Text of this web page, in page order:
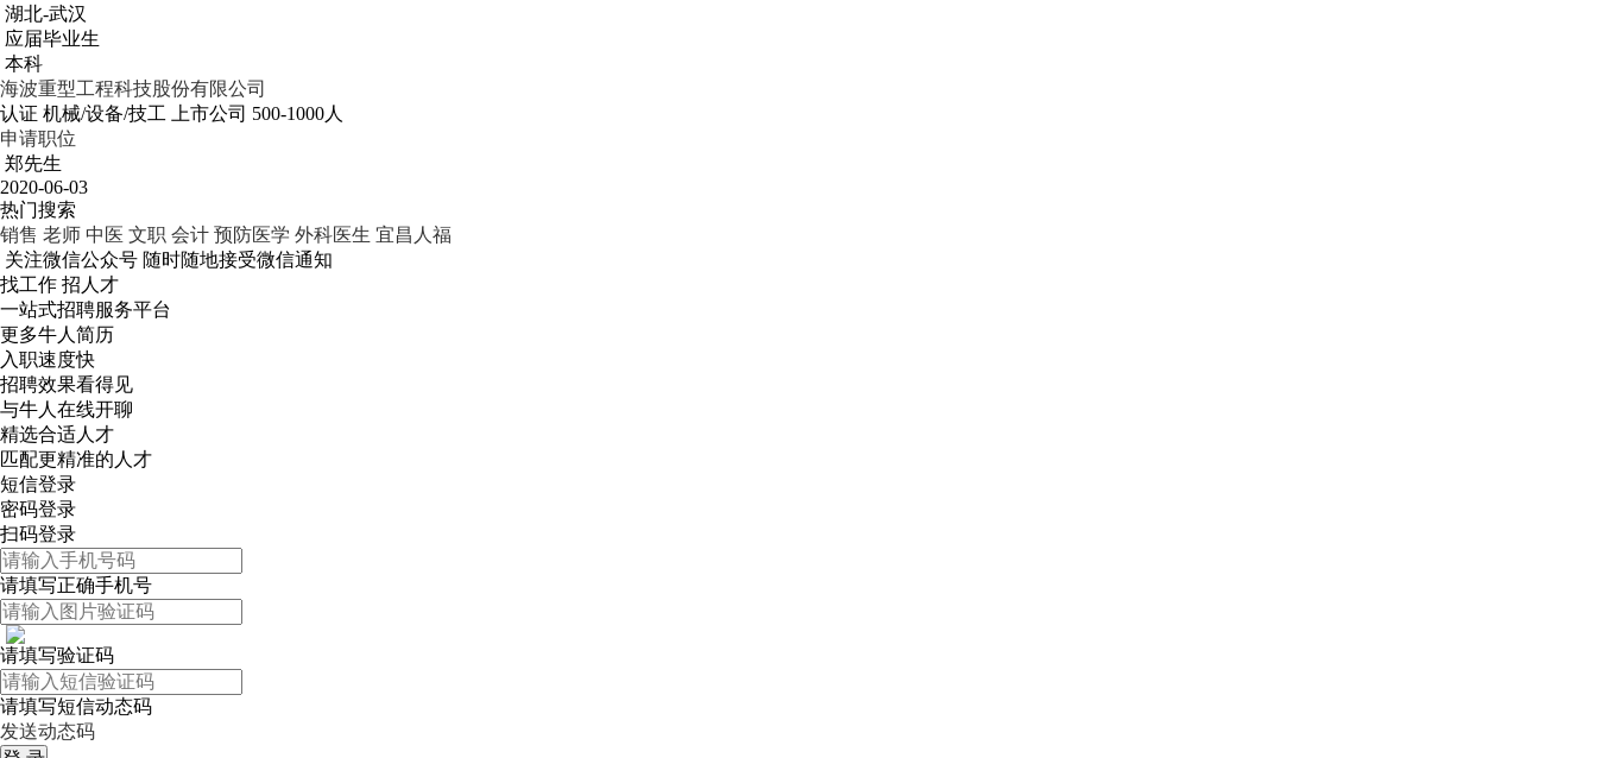
湖北-武汉
应届毕业生
本科
海波重型工程科技股份有限公司
认证 机械/设备/技工 上市公司 500-1000人
申请职位
郑先生
2020-06-03
热门搜索
销售 老师 中医 文职 会计 预防医学 外科医生 宜昌人福
关注微信公众号 随时随地接受微信通知
找工作 招人才
一站式招聘服务平台
更多牛人简历
入职速度快
招聘效果看得见
与牛人在线开聊
精选合适人才
匹配更精准的人才
短信登录
密码登录
扫码登录
请填写正确手机号
请填写验证码
请填写短信动态码
发送动态码